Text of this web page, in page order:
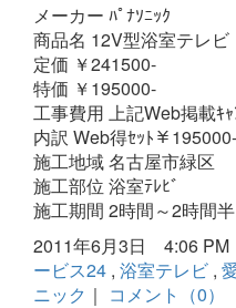
メーカー ﾊﾟﾅｿﾆｯｸ
商品名 12V型浴室テレ
定価 ￥241500-
特価 ￥195000-
工事費用 上記Web掲載ｷ
内訳 Web得ｾｯﾄ￥
施工地域 名古屋市緑区
施工部位 浴室ﾃﾚﾋﾞ
施工期間 2時間～2時間半
2011年6月3日 4:06 PM
ービス24 , 浴室テレビ ,
ニック ｜ コメント（0）